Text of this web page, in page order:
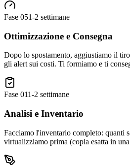
Fase 051-2 settimane
Ottimizzazione e Consegna
Dopo lo spostamento, aggiustiamo il
gli alert sui costi. Ti formiamo e ti
Fase 011-2 settimane
Analisi e Inventario
Facciamo l'inventario completo: quanti
virtualizziamo prima (copia esatta in